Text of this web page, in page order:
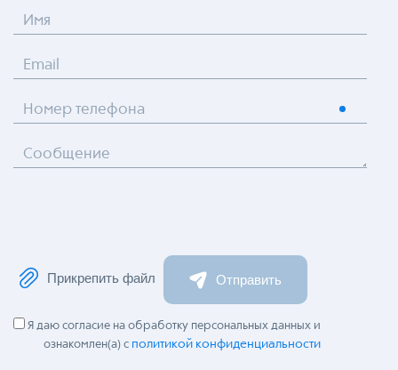
Имя
Email
Номер телефона
Сообщение
Прикрепить файл Отправить
Я даю согласие на обработку персональных данных и
ознакомлен(а) с политикой конфиденциальности